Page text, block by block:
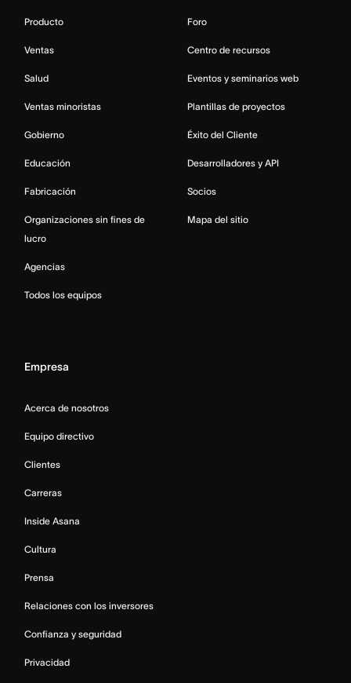
Producto
Ventas
Salud
Ventas minoristas
Gobierno
Educación
Fabricación
Organizaciones sin fines de
lucro
Agencias
Todos los equipos
Foro
Centro de recursos
Eventos y seminarios web
Plantillas de proyectos
Éxito del Cliente
Desarrolladores y API
Socios
Mapa del sitio
Empresa
Acerca de nosotros
Equipo directivo
Clientes
Carreras
Inside Asana
Cultura
Prensa
Relaciones con los inversores
Confianza y seguridad
Privacidad